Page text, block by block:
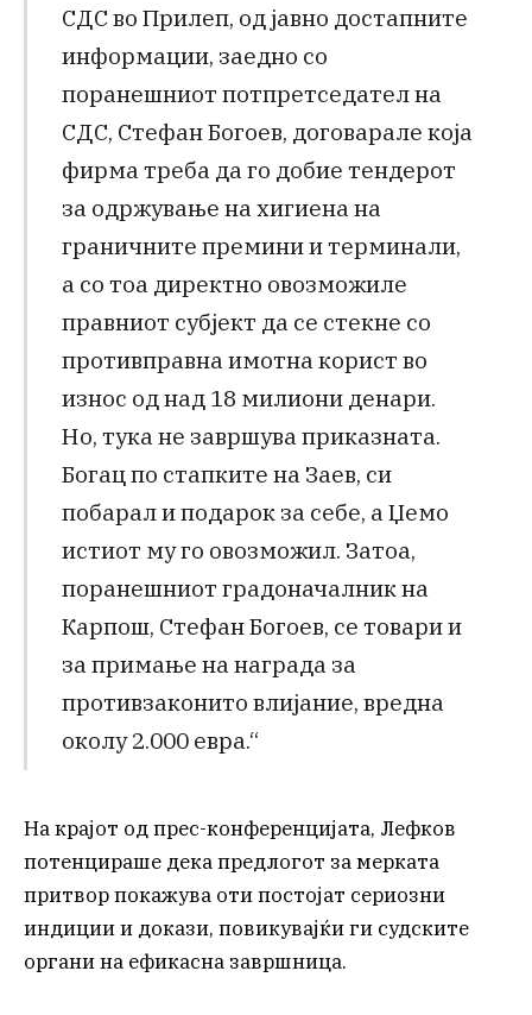
СДС во Прилеп, од јавно достапните
информации, заедно со
поранешниот потпретседател на
СДС, Стефан Богоев, договарале која
фирма треба да го добие тендерот
за одржување на хигиена на
граничните премини и терминали,
а со тоа директно овозможиле
правниот субјект да се стекне со
противправна имотна корист во
износ од над 18 милиони денари.
Но, тука не завршува приказната.
Богац по стапките на Заев, си
побарал и подарок за себе, а Џемо
истиот му го овозможил. Затоа,
поранешниот градоначалник на
Карпош, Стефан Богоев, се товари и
за примање на награда за
противзаконито влијание, вредна
околу 2.000 евра.“
На крајот од прес-конференцијата, Лефков
потенцираше дека предлогот за мерката
притвор покажува оти постојат сериозни
индиции и докази, повикувајќи ги судските
органи на ефикасна завршница.